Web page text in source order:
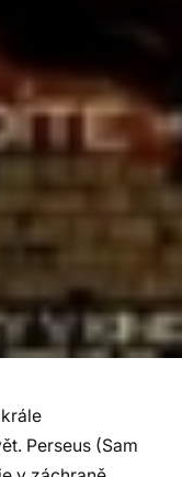
Perseus (Sam